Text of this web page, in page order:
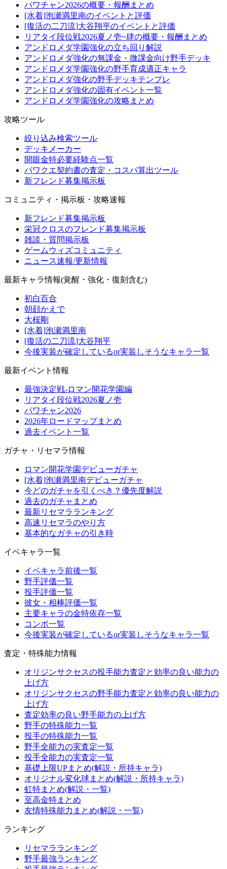
パワチャン2026の概要・報酬まとめ
[水着]泡瀬満里南のイベントと評価
[復活の二刀流]大谷翔平のイベントと評価
リアタイ段位戦2026夏ノ壱~肆の概要・報酬まとめ
アンドロメダ学園強化の立ち回り解説
アンドロメダ強化の無課金・微課金向け野手デッキ
アンドロメダ学園強化の野手育成適正キャラ
アンドロメダ強化の野手デッキテンプレ
アンドロメダ強化の固有イベント一覧
アンドロメダ学園強化の攻略まとめ
攻略ツール
絞り込み検索ツール
デッキメーカー
開眼金特必要経験点一覧
パワクエ契約書の査定・コスパ算出ツール
新フレンド募集掲示板
コミュニティ・掲示板・攻略速報
新フレンド募集掲示板
栄冠クロスのフレンド募集掲示板
雑談・質問掲示板
ゲームウィズコミュニティ
ニュース速報/更新情報
最新キャラ情報(覚醒・強化・復刻含む)
初白百合
朝顔かえで
大桜剛
[水着]泡瀬満里南
[復活の二刀流]大谷翔平
今後実装が確定しているor実装しそうなキャラ一覧
最新イベント情報
最強決定戦-ロマン開花学園編
リアタイ段位戦2026夏ノ壱
パワチャン2026
2026年ロードマップまとめ
過去イベント一覧
ガチャ・リセマラ情報
ロマン開花学園デビューガチャ
[水着]泡瀬満里南デビューガチャ
今どのガチャを引くべき？優先度解説
過去のガチャまとめ
最新リセマラランキング
高速リセマラのやり方
基本的なガチャの引き時
イベキャラ一覧
イベキャラ前後一覧
野手評価一覧
投手評価一覧
彼女・相棒評価一覧
主要キャラの金特依存一覧
コンボ一覧
今後実装が確定しているor実装しそうなキャラ一覧
査定・特殊能力情報
オリジンサクセスの投手能力査定と効率の良い能力の
上げ方
オリジンサクセスの野手能力査定と効率の良い能力の
上げ方
査定効率の良い野手能力の上げ方
野手の特殊能力一覧
投手の特殊能力一覧
野手全能力の実査定一覧
投手全能力の実査定一覧
基礎上限UPまとめ(解説・所持キャラ)
オリジナル変化球まとめ(解説・所持キャラ)
虹特まとめ(解説・一覧)
至高金特まとめ
友情特殊能力まとめ(解説・一覧)
ランキング
リセマラランキング
野手最強ランキング